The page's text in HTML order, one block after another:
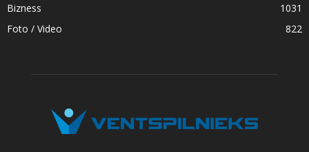
Bizness
1031
Foto / Video
822